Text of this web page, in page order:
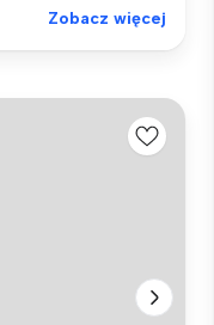
Zobacz więcej